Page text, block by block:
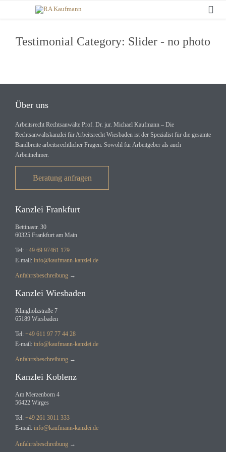

Testimonial Category: Slider - no photo
Über uns
Arbeitsrecht Rechtsanwälte Prof. Dr. jur. Michael Kaufmann – Die
Rechtsanwaltskanzlei für Arbeitsrecht Wiesbaden ist der Spezialist für die gesamte
Bandbreite arbeitsrechtlicher Fragen. Sowohl für Arbeitgeber als auch
Arbeitnehmer.
Beratung anfragen
Kanzlei Frankfurt
Bettinastr. 30
60325 Frankfurt am Main
Tel: +49 69 97461 179
E-mail: info@kaufmann-kanzlei.de
Anfahrtsbeschreibung →
Kanzlei Wiesbaden
Klingholzstraße 7
65189 Wiesbaden
Tel: +49 611 97 77 44 28
E-mail: info@kaufmann-kanzlei.de
Anfahrtsbeschreibung →
Kanzlei Koblenz
Am Merzenborn 4
56422 Wirges
Tel: +49 261 3011 333
E-mail: info@kaufmann-kanzlei.de
Anfahrtsbeschreibung →